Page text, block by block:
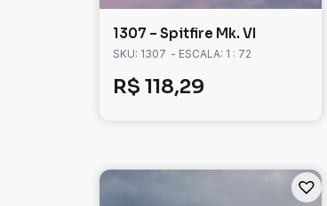
1307 – Spitfire Mk. VI
SKU: 1307 - ESCALA: 1 : 72
R$ 118,29